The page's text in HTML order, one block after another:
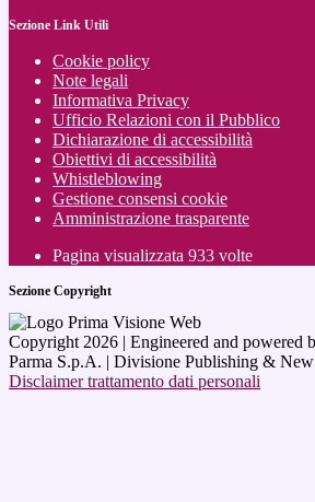
Sezione Link Utili
Cookie policy
Note legali
Informativa Privacy
Ufficio Relazioni con il Pubblico
Dichiarazione di accessibilità
Obiettivi di accessibilità
Whistleblowing
Gestione consensi cookie
Amministrazione trasparente
Pagina visualizzata 933 volte
Sezione Copyright
Copyright 2026 | Engineered and powered
Parma S.p.A. | Divisione Publishing &
Disclaimer trattamento dati personali